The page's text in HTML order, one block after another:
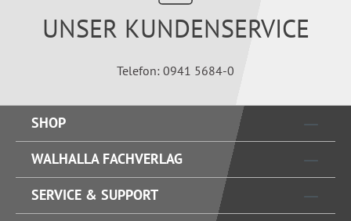
UNSER KUNDENSERVICE
Telefon: 0941 5684-0
SHOP
WALHALLA FACHVERLAG
SERVICE & SUPPORT